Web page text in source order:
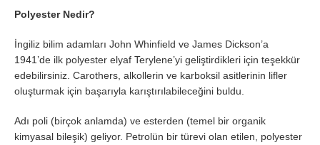
Polyester Nedir?
İngiliz bilim adamları John Whinfield ve James Dickson’a
1941’de ilk polyester elyaf Terylene’yi geliştirdikleri için teşekkür
edebilirsiniz. Carothers, alkollerin ve karboksil asitlerinin lifler
oluşturmak için başarıyla karıştırılabileceğini buldu.
Adı poli (birçok anlamda) ve esterden (temel bir organik
kimyasal bileşik) geliyor. Petrolün bir türevi olan etilen, polyester